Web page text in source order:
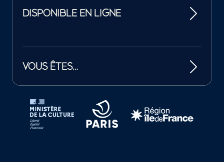
DISPONIBLE EN LIGNE
VOUS ÊTES…
Tutelles et mécènes de la Philharmonie de Paris